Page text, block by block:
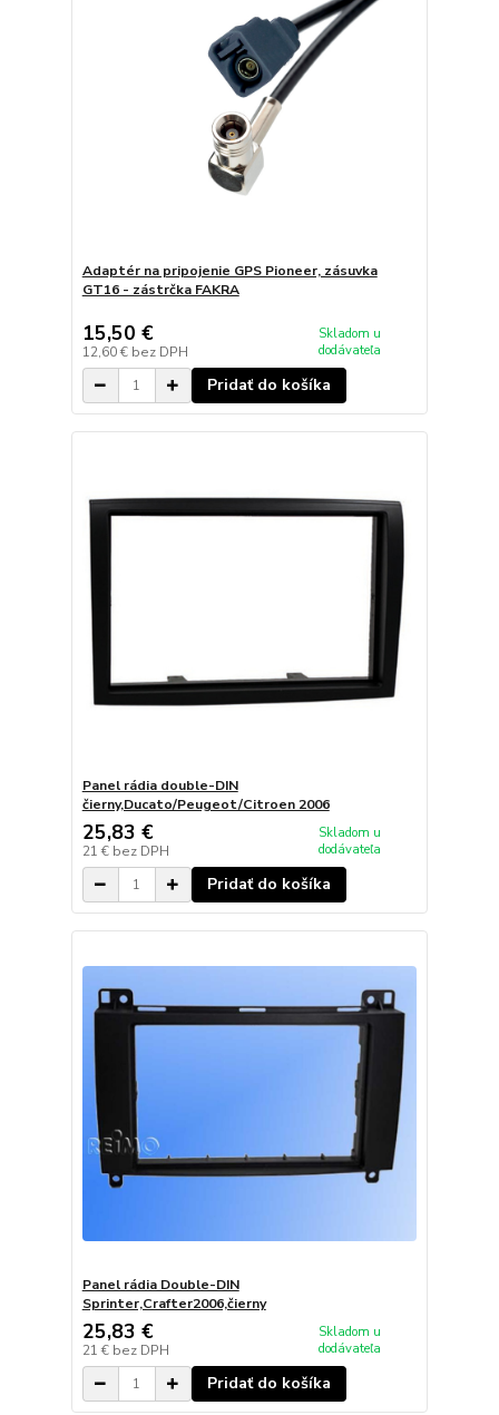
Adaptér na pripojenie GPS Pioneer, zásuvka
GT16 - zástrčka FAKRA
15,50 €
12,60 € bez DPH
Skladom u
dodávateľa
Pridať do košíka
Panel rádia double-DIN
čierny,Ducato/Peugeot/Citroen 2006
25,83 €
21 € bez DPH
Skladom u
dodávateľa
Pridať do košíka
Panel rádia Double-DIN
Sprinter,Crafter2006,čierny
25,83 €
21 € bez DPH
Skladom u
dodávateľa
Pridať do košíka